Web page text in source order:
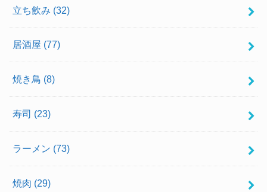
立ち飲み (32)
居酒屋 (77)
焼き鳥 (8)
寿司 (23)
ラーメン (73)
焼肉 (29)